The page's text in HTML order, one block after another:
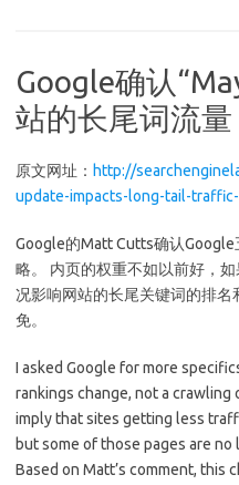
Google确认
站的长尾词流量
原文网址： http://
update-impacts-long-tail-
Google的Matt Cutts确认
略。 内页的权重不如以前好，
况影响网站的长尾关键词的排
免。
I asked Google for more
rankings change, not a crawling
imply that sites getting less
but some of those pages are
Based on Matt’s comment, this